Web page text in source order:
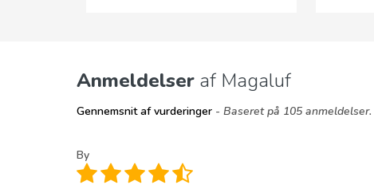
Anmeldelser af Magaluf
Gennemsnit af vurderinger - Baseret på 105 anmeldelser.
By